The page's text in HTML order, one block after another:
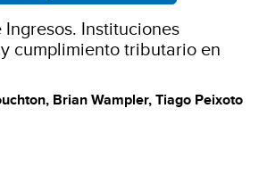
Instituciones
cumplimiento tributario en
Brian Wampler, Tiago Peixoto